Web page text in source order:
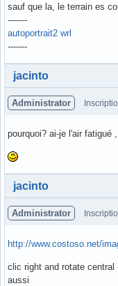
sauf que la, le terrain es
-------
autoportrait2 wrl
-------
Hors ligne
jacinto
Administrator
pourquoi? ai-je l'air fatigué
Hors ligne
jacinto
Administrator
http://www.costoso.net/
clic right and rotate central
aussi